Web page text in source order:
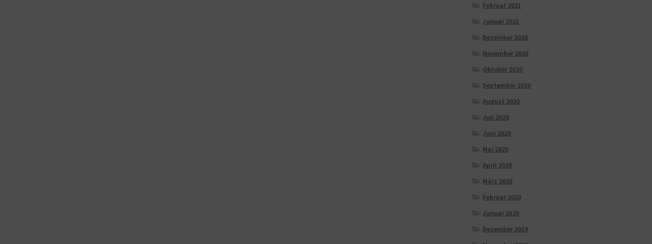
Februar 2021
Januar 2021
Dezember 2020
November 2020
Oktober 2020
September 2020
August 2020
Juli 2020
Juni 2020
Mai 2020
April 2020
März 2020
Februar 2020
Januar 2020
Dezember 2019